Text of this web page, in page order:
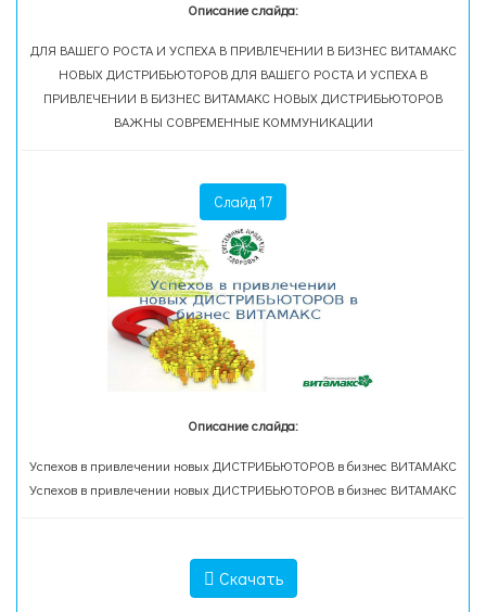
Описание слайда:
ДЛЯ ВАШЕГО РОСТА И УСПЕХА В ПРИВЛЕЧЕНИИ В БИЗНЕС ВИТАМАКС
НОВЫХ ДИСТРИБЬЮТОРОВ ДЛЯ ВАШЕГО РОСТА И УСПЕХА В
ПРИВЛЕЧЕНИИ В БИЗНЕС ВИТАМАКС НОВЫХ ДИСТРИБЬЮТОРОВ
ВАЖНЫ СОВРЕМЕННЫЕ КОММУНИКАЦИИ
Слайд 17
Описание слайда:
Успехов в привлечении новых ДИСТРИБЬЮТОРОВ в бизнес ВИТАМАКС
Успехов в привлечении новых ДИСТРИБЬЮТОРОВ в бизнес ВИТАМАКС
Скачать